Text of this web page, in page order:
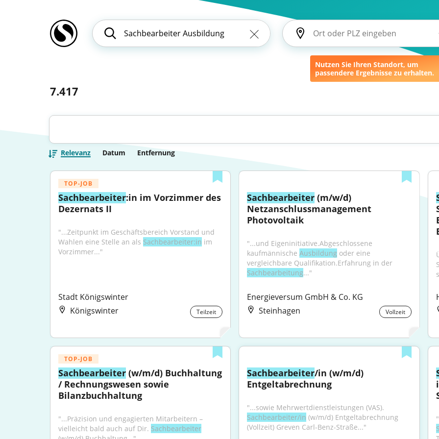
Nutzen Sie Ihren Standort, um
passendere Ergebnisse zu erhalten.
7.417
Relevanz Datum Entfernung
TOP-JOB
Sachbearbeiter:in im Vorzimmer des
Dezernats II
"...Zeitpunkt im Geschäftsbereich Vorstand und
Wahlen eine Stelle an als Sachbearbeiter:in im
Vorzimmer..."
Stadt Königswinter
Königswinter
Teilzeit
Sachbearbeiter (m/w/d)
Netzanschlussmanagement
Photovoltaik
"...und Eigeninitiative.Abgeschlossene
kaufmännische Ausbildung oder eine
Sachbearbeitung..."
Energieversum GmbH & Co. KG
Steinhagen
Vollzeit
TOP-JOB
Sachbearbeiter (w/m/d) Buchhaltung
/ Rechnungswesen sowie
Bilanzbuchhaltung
"...Präzision und engagierten Mitarbeitern –
vielleicht bald auch auf Dir. Sachbearbeiter
Sachbearbeiter/in (w/m/d)
Entgeltabrechnung
Sachbearbeiter/in (w/m/d) Entgeltabrechnung
(Vollzeit) Greven Carl-Benz-Straße..."